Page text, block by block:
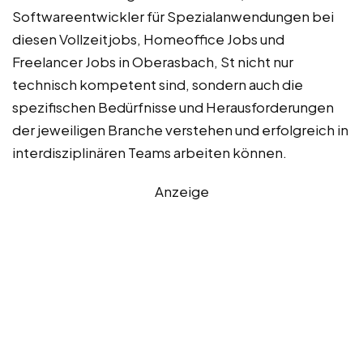
Softwareentwickler für Spezialanwendungen bei
diesen Vollzeitjobs, Homeoffice Jobs und
Freelancer Jobs in Oberasbach, St nicht nur
technisch kompetent sind, sondern auch die
spezifischen Bedürfnisse und Herausforderungen
der jeweiligen Branche verstehen und erfolgreich in
interdisziplinären Teams arbeiten können.
Anzeige